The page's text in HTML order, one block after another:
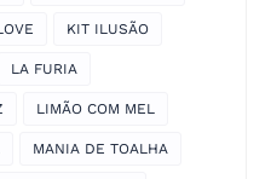
KIT ILUSÃO
LA FURIA
LIMÃO COM MEL
MANIA DE TOALHA